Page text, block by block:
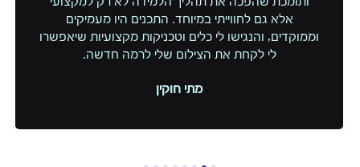
אלא גם לחווייתי במיוחד. התכנים היו מעמיקים
וממוקדים, והנגישו לי כלים וטכניקות מקצועיות שיאפשרו
לי לקחת את הצילום שלי לרמה חדשה.
מתי חוקין